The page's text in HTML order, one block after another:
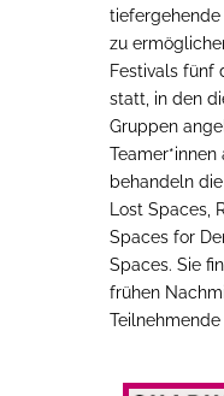
tiefergehende
zu
Festivals fünf
statt, in den
Gruppen
Teamer*innen
behandeln
Lost Spaces,
Spaces for
Spaces. Sie
frühen